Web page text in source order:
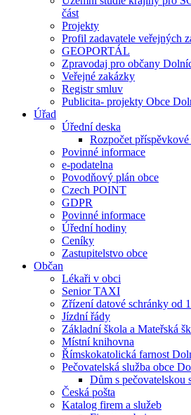
část
Projekty
Profil zadavatele veřejných
GEOPORTÁL
Zpravodaj pro občany
Veřejné zakázky
Registr smluv
Publicita- projekty Obce
Úřad
Úřední deska
Rozpočet
Povinné informace
e-podatelna
Povodňový plán obce
Czech POINT
GDPR
Povinné informace
Úřední hodiny
Ceníky
Zastupitelstvo obce
Občan
Lékaři v obci
Senior TAXI
Zřízení datové schránky od
Jízdní řády
Základní škola a Mateřská
Místní knihovna
Římskokatolická farnost
Pečovatelská služba obce
Dům s
Česká pošta
Katalog firem a služeb